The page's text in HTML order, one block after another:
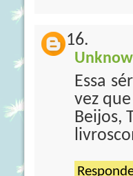
Essa
vez
Beijos,